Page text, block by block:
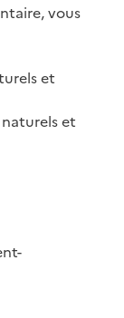
vous
et
et